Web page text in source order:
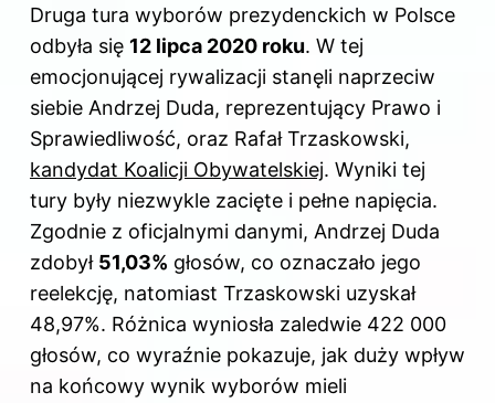
Druga tura wyborów prezydenckich w Polsce
odbyła się 12 lipca 2020 roku. W tej
emocjonującej rywalizacji stanęli naprzeciw
siebie Andrzej Duda, reprezentujący Prawo i
Sprawiedliwość, oraz Rafał Trzaskowski,
kandydat Koalicji Obywatelskiej. Wyniki tej
tury były niezwykle zacięte i pełne napięcia.
Zgodnie z oficjalnymi danymi, Andrzej Duda
zdobył 51,03% głosów, co oznaczało jego
reelekcję, natomiast Trzaskowski uzyskał
48,97%. Różnica wyniosła zaledwie 422 000
głosów, co wyraźnie pokazuje, jak duży wpływ
na końcowy wynik wyborów mieli